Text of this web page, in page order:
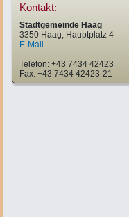
Kontakt:
Stadtgemeinde Haag
3350 Haag, Hauptplatz 4
E-Mail
Telefon: +43 7434 42423
Fax: +43 7434 42423-21